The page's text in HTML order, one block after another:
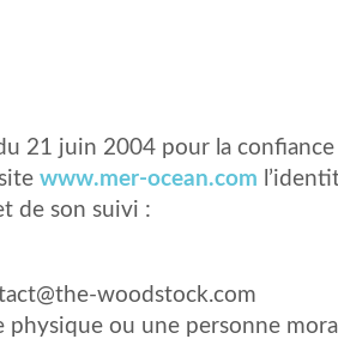
21 juin 2004 pour la confiance
www.mer-ocean.com
de son suivi :
woodstock.com
physique ou une personne